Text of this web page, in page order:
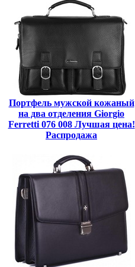
Портфель мужской кожаный
на два отделения Giorgio
Ferretti 076 008 Лучшая цена!
Распродажа